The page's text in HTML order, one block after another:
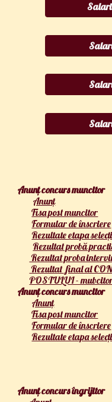
Anunț concurs muncitor
Anunț
Fisa post muncitor
Formular de înscriere
Rezultate etapa
Rezultat probă
Rezultat proba
Rezultat final al
POSTULUI -
Anunț concurs muncitor
Anunț
Fisa post muncitor
Formular de înscriere
Rezultate etapa
Anunț concurs îngrijitor